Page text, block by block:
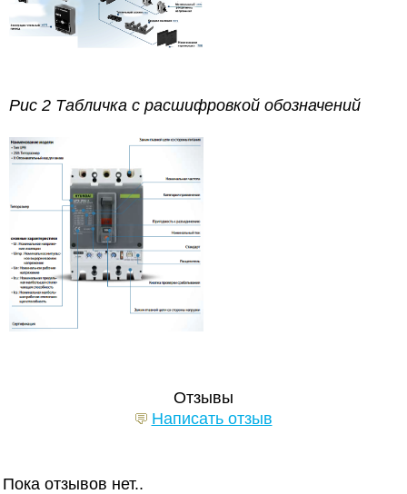
Рис 2 Табличка с расшифровкой обозначений
Отзывы
Написать отзыв
Пока отзывов нет..